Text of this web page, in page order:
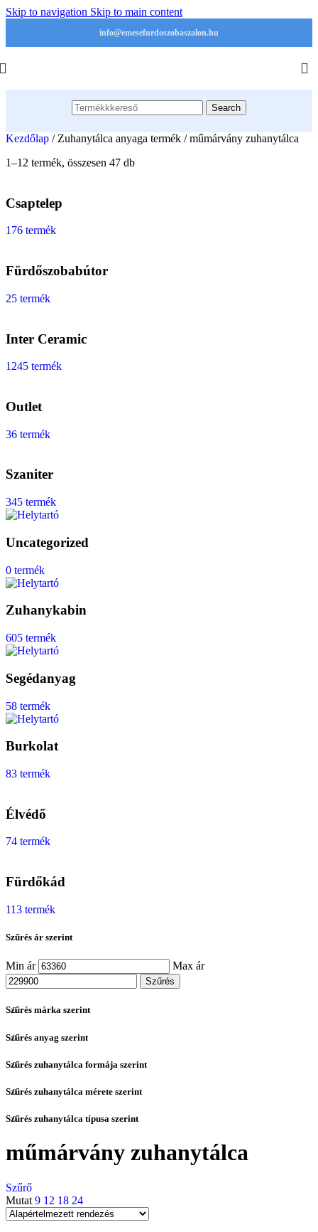
Skip to navigation Skip to main content
info@emesefurdoszobaszalon.hu
Search
Kezdőlap / Zuhanytálca anyaga termék / műmárvány zuhanytálca
1–12 termék, összesen 47 db
Csaptelep
176 termék
Fürdőszobabútor
25 termék
Inter Ceramic
1245 termék
Outlet
36 termék
Szaniter
345 termék
Uncategorized
0 termék
Zuhanykabin
605 termék
Segédanyag
58 termék
Burkolat
83 termék
Élvédő
74 termék
Fürdőkád
113 termék
Szűrés ár szerint
Min ár Max ár
Szűrés
Szűrés márka szerint
Szűrés anyag szerint
Szűrés zuhanytálca formája szerint
Szűrés zuhanytálca mérete szerint
Szűrés zuhanytálca típusa szerint
műmárvány zuhanytálca
Szűrő
Mutat 9 12 18 24